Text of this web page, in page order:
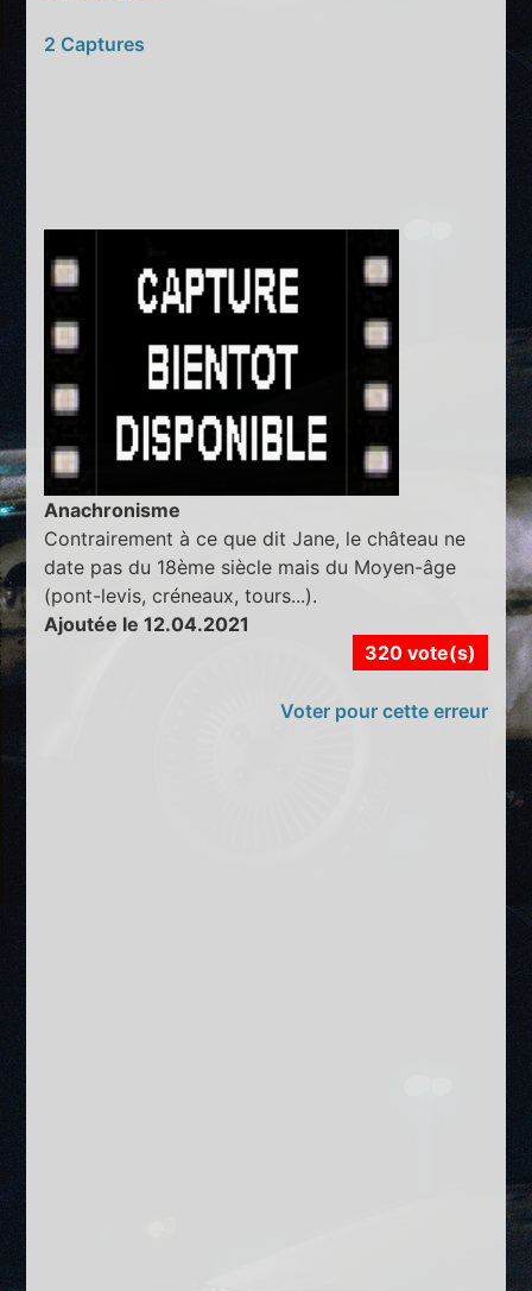
2 Captures
Anachronisme
Contrairement à ce que dit Jane, le château ne
date pas du 18ème siècle mais du Moyen-âge
(pont-levis, créneaux, tours...).
Ajoutée le 12.04.2021
320 vote(s)
Voter pour cette erreur